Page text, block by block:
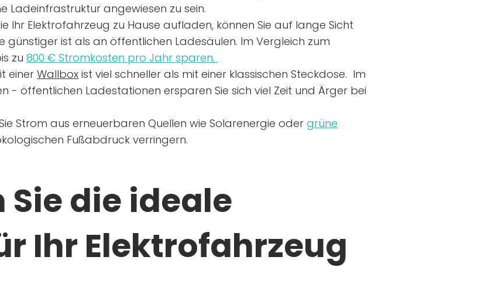
angewiesen zu sein.
Ihr Elektrofahrzeug zu Hause aufladen, können Sie auf lange Sicht
günstiger ist als an öffentlichen Ladesäulen. Im Vergleich zum
zu 800 € Stromkosten pro Jahr sparen.
einer Wallbox ist viel schneller als mit einer klassischen Steckdose. Im
- öffentlichen Ladestationen ersparen Sie sich viel Zeit und Ärger bei
Strom aus erneuerbaren Quellen wie Solarenergie oder grüne
Fußabdruck verringern.
Sie die ideale
Ihr Elektrofahrzeug